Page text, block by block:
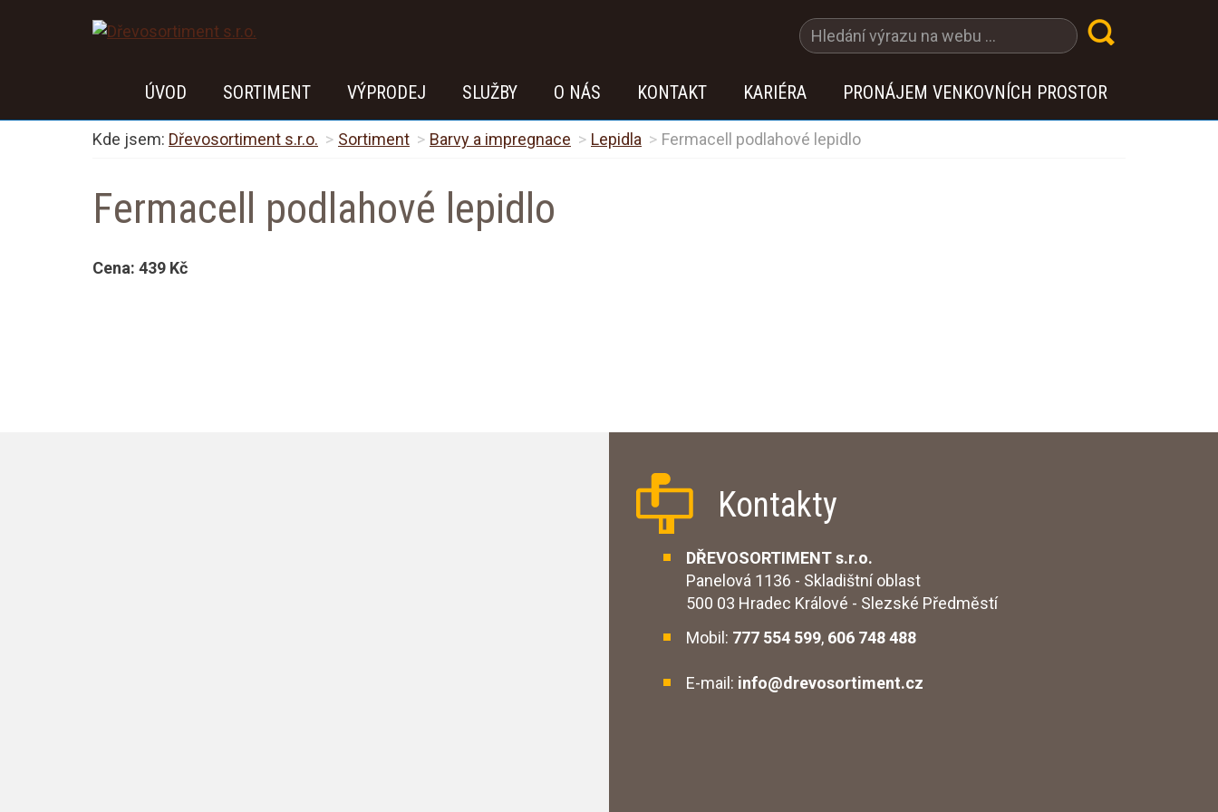
ÚVOD SORTIMENT VÝPRODEJ SLUŽBY O NÁS KONTAKT KARIÉRA PRONÁJEM VENKOVNÍCH PROSTOR
Kde jsem: Dřevosortiment s.r.o. Sortiment Barvy a impregnace Lepidla Fermacell podlahové lepidlo
Fermacell podlahové lepidlo
Cena: 439 Kč
Kontakty
DŘEVOSORTIMENT s.r.o.
Panelová 1136 - Skladištní oblast
500 03 Hradec Králové - Slezské Předměstí
Mobil: 777 554 599, 606 748 488
E-mail: info@drevosortiment.cz